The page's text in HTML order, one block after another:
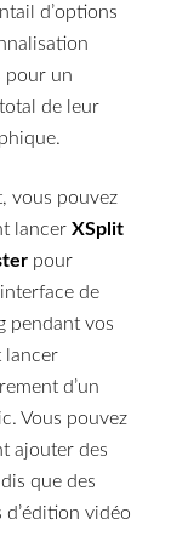
d’options
pour un
de leur
vous pouvez
lancerXSplit
pour
de
pendant vos
lancer
d’un
Vous pouvez
ajouter des
que des
vidéo